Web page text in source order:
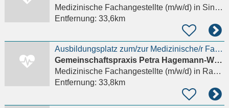
Medizinische Fachangestellte (m/w/d)in Sinsheim
Entfernung: 33,6km
Ausbildungsplatz zum/zur Medizinische/r Fachangestellte/r (m/w/d) 2027
Gemeinschaftspraxis Petra Hagemann-Wollschläger Dr. med. Jörg Lebherz
Medizinische Fachangestellte (m/w/d)in Rastatt
Entfernung: 33,8km